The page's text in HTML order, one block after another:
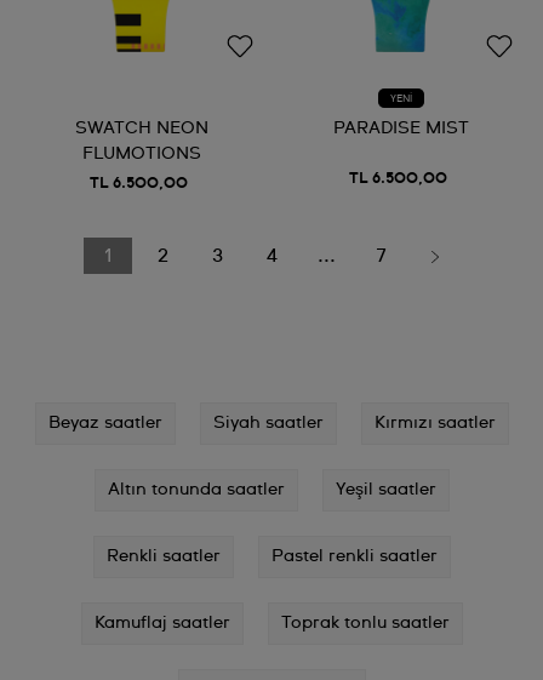
SWATCH NEON
FLUMOTIONS
TL 6.500,00
YENİ
PARADISE MIST
TL 6.500,00
1 2 3 4 ... 7
Beyaz saatler Siyah saatler Kırmızı saatler
Altın tonunda saatler Yeşil saatler
Renkli saatler Pastel renkli saatler
Kamuflaj saatler Toprak tonlu saatler